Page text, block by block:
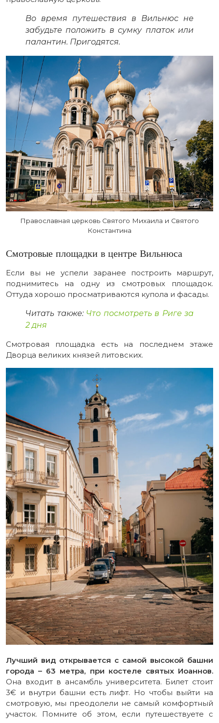
Во время путешествия в Вильнюс не
забудьте положить в сумку платок или
палантин. Пригодятся.
Православная церковь Святого Михаила и Святого
Константина
Смотровые площадки в центре Вильнюса
Если вы не успели заранее построить маршрут,
поднимитесь на одну из смотровых площадок.
Оттуда хорошо просматриваются купола и фасады.
Читать также: Что посмотреть в Риге за
2 дня
Смотровая площадка есть на последнем этаже
Дворца великих князей литовских.
Лучший вид открывается с самой высокой башни
города – 63 метра, при костеле святых Иоаннов.
Она входит в ансамбль университета. Билет стоит
3€ и внутри башни есть лифт. Но чтобы выйти на
смотровую, мы преодолели не самый комфортный
участок. Помните об этом, если путешествуете с